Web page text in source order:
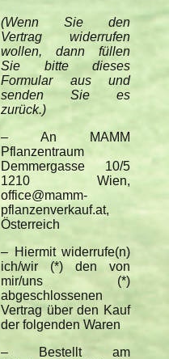
(Wenn Sie den
Vertrag widerrufen
wollen, dann füllen
Sie bitte dieses
Formular aus und
senden Sie es
zurück.)
– An MAMM
Pflanzentraum
Demmergasse 10/5
1210 Wien,
office@mamm-
pflanzenverkauf.at,
Österreich
– Hiermit widerrufe(n)
ich/wir (*) den von
mir/uns (*)
abgeschlossenen
Vertrag über den Kauf
der folgenden Waren
– Bestellt am